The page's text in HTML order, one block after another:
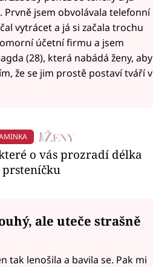
Prvně jsem obvolávala telefonní
vytrácet a já si začala trochu
účetní firmu a jsem
(28), která nabádá ženy, aby
že se jim prostě postaví tváří v
o vás prozradí délka
prsteníčku
ale uteče strašně
tak lenošila a bavila se. Pak mi